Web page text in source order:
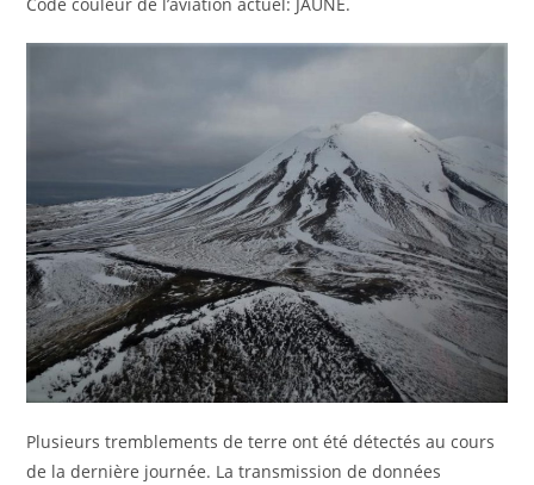
Plusieurs tremblements de terre ont été détectés au cours
de la dernière journée. La transmission de données